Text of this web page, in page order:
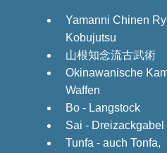
Yamanni Chinen
Kobujutsu
山根知念流古武術
Okinawanische
Waffen
Bo - Langstock
Sai - Dreizackgabel
Tunfa - auch Tonfa,